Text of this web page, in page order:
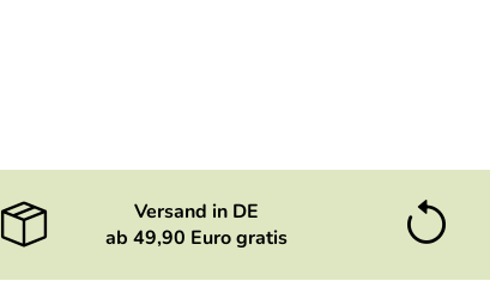
Versand in DE
ab 49,90 Euro gratis